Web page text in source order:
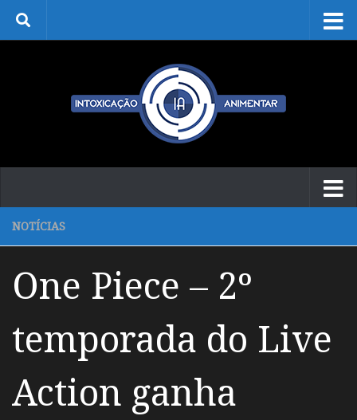
Skip to content
NOTÍCIAS
One Piece – 2º
temporada do Live
Action ganha